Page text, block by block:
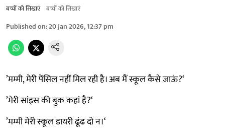
बच्चों को सिखाएं बच्चों को सिखाएं
Published on:20 Jan 2026, 12:37 pm
’मम्मी, मेरी पेंसिल नहीं मिल रही है। अब मैं स्कूल कैसे जाऊं?‘
’मेरी सांइस की बुक कहां है?‘
’मम्मी मेरी स्कूल डायरी ढूंढ दो न।‘